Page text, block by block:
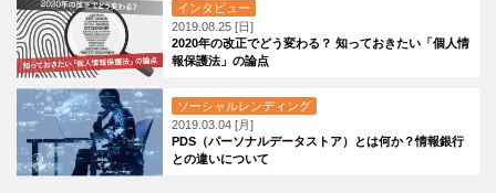
インタビュー
2019.08.25 [日]
2020年の改正でどう変わる？ 知っておきたい「個人情
報保護法」の論点
ソーシャルレンディング
2019.03.04 [月]
PDS（パーソナルデータストア）とは何か？情報銀行
との違いについて